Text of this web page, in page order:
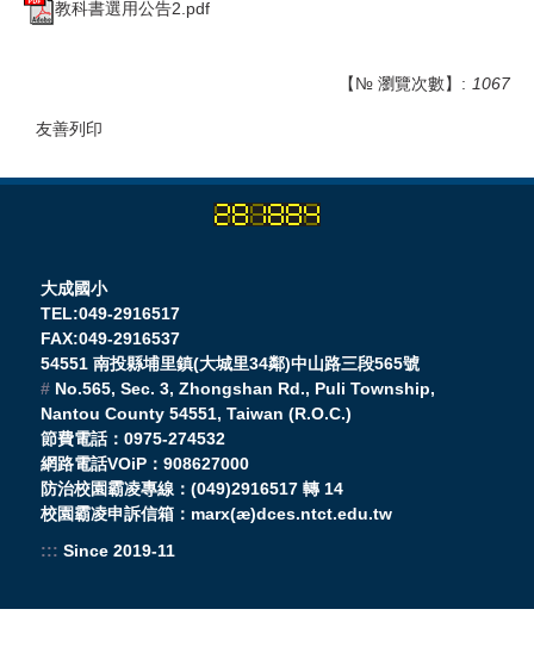
教科書選用公告2.pdf
【№ 瀏覽次數】: 1067
友善列印
大成國小
TEL:049-2916517
FAX:049-2916537
54551 南投縣埔里鎮(大城里34鄰)中山路三段565號
# No.565, Sec. 3, Zhongshan Rd., Puli Township,
Nantou County 54551, Taiwan (R.O.C.)
節費電話：0975-274532
網路電話VOiP：908627000
防治校園霸凌專線：(049)2916517 轉 14
校園霸凌申訴信箱：marx(æ)dces.ntct.edu.tw
::: Since 2019-11